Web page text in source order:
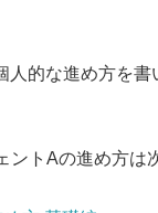
人的な進め方を書
ントAの進め方は